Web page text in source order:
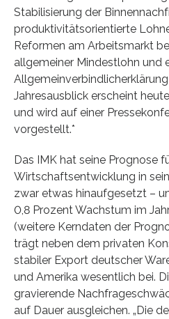
Stabilisierung der
produktivitätsorientierte
Reformen am Arbeitsmarkt
allgemeiner Mindestlohn und
Jahresausblick erscheint
und wird auf einer
vorgestellt.*
Das IMK hat seine Prognose
Wirtschaftsentwicklung in
zwar etwas hinaufgesetzt –
0,8 Prozent Wachstum im
(weitere Kerndaten der
trägt neben dem privaten
stabiler Export deutscher
und Amerika wesentlich bei.
gravierende
auf Dauer ausgleichen. „Die